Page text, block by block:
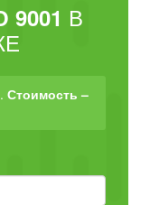
9001 В
. Стоимость –